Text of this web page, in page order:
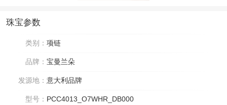
珠宝参数
类别： 项链
品牌： 宝曼兰朵
发源地： 意大利品牌
型号： PCC4013_O7WHR_DB000